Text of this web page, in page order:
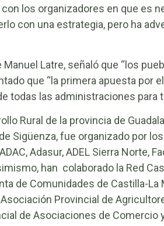
los organizadores en que es
con una estrategia, pero ha
Manuel Latre, señaló que “los
que “la primera apuesta por
todas las administraciones para
Rural de la provincia de
Sigüenza, fue organizado por
Adasur, ADEL Sierra Norte,
han colaborado la Red
de Comunidades de Castilla-La
Provincial de
de Asociaciones de Comercio